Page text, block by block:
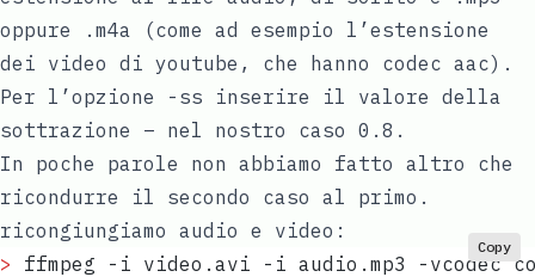
oppure .m4a (come ad esempio l’estensione
dei video di youtube, che hanno codec aac).
Per l’opzione -ss inserire il valore della
sottrazione – nel nostro caso 0.8.
In poche parole non abbiamo fatto altro che
ricondurre il secondo caso al primo.
ricongiungiamo audio e video:
> ffmpeg -i video.avi -i audio.mp3 -vcodec
Copy